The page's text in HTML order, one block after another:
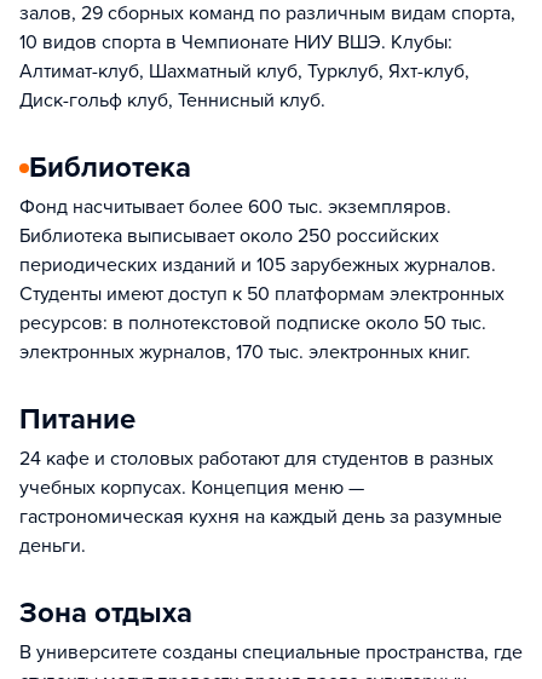
залов, 29 сборных команд по различным видам спорта,
10 видов спорта в Чемпионате НИУ ВШЭ. Клубы:
Алтимат-клуб, Шахматный клуб, Турклуб, Яхт-клуб,
Диск-гольф клуб, Теннисный клуб.
Библиотека
Фонд насчитывает более 600 тыс. экземпляров.
Библиотека выписывает около 250 российских
периодических изданий и 105 зарубежных журналов.
Студенты имеют доступ к 50 платформам электронных
ресурсов: в полнотекстовой подписке около 50 тыс.
электронных журналов, 170 тыс. электронных книг.
Питание
24 кафе и столовых работают для студентов в разных
учебных корпусах. Концепция меню —
гастрономическая кухня на каждый день за разумные
деньги.
Зона отдыха
В университете созданы специальные пространства, где